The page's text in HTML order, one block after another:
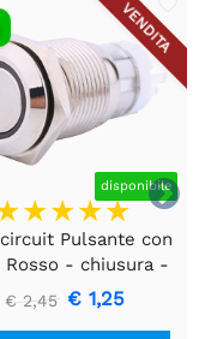

VENDITA
disponibile
Pulsante con
- chiusura -
metallo 16mm
€ 2,45 € 1,25